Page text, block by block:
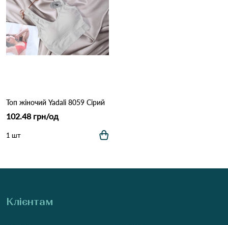
Топ жіночий Yadali 8059 Сірий
102.48 грн/од
1 шт
Клієнтам